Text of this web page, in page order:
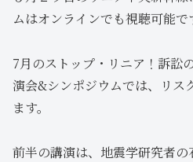
ムはオンラインでも視聴可能で
7月のストップ・リニア！訴訟
演会&シンポジウムでは、リス
ます。
前半の講演は、地震学研究者の